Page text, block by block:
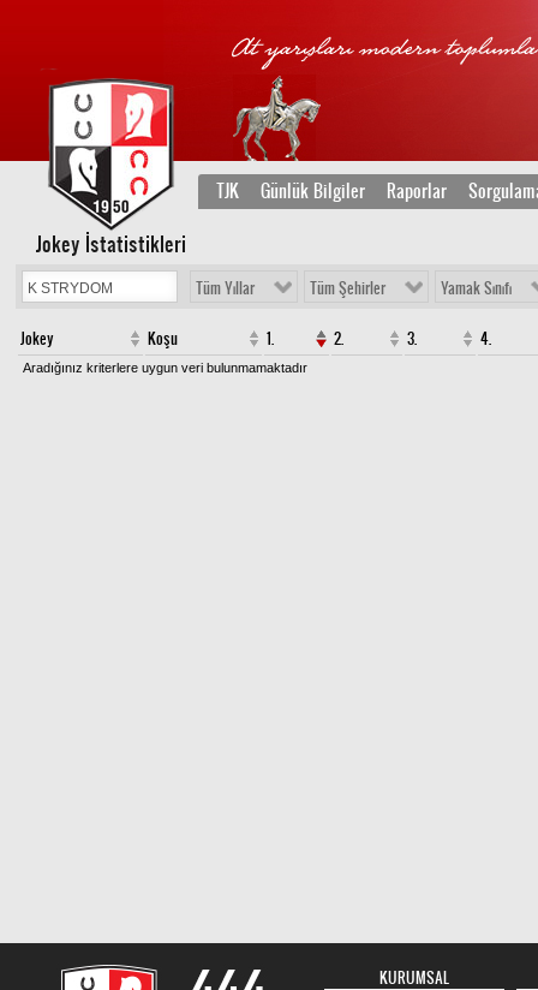
TJK Günlük Bilgiler Raporlar
Jokey İstatistikleri
Tüm Yıllar Tüm Şehirler Yamak Sınıfı
Jokey Koşu 1. 2. 3. 4.
Aradığınız kriterlere uygun veri bulunmamaktadır
KURUMSAL